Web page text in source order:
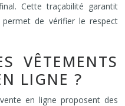
Cette traçabilité garantit
permet de vérifier le respect
VÊTEMENTS
LIGNE ?
en ligne proposent des